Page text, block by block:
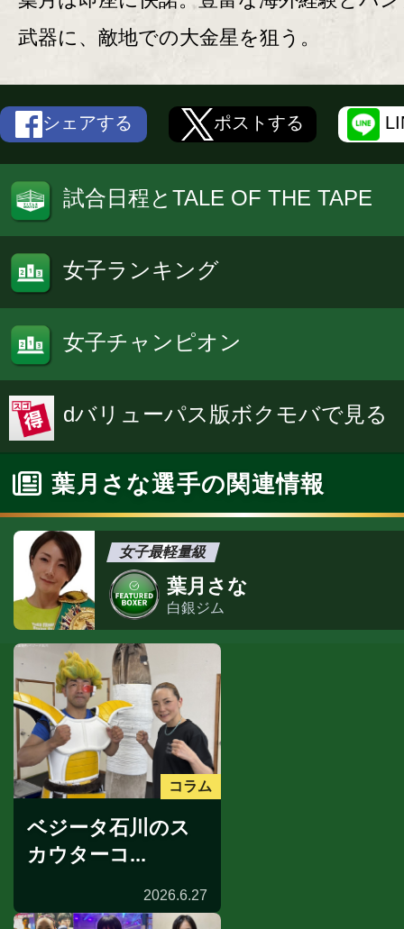
武器に、敵地での大金星を狙う。
シェアする ポストする
試合日程とTALE OF THE TAPE
女子ランキング
女子チャンピオン
dバリューパス版ボクモバで見る
葉月さな選手の関連情報
女子最軽量級
葉月さな
白銀ジム
コラム
ベジータ石川のス
カウターコ...
2026.6.27